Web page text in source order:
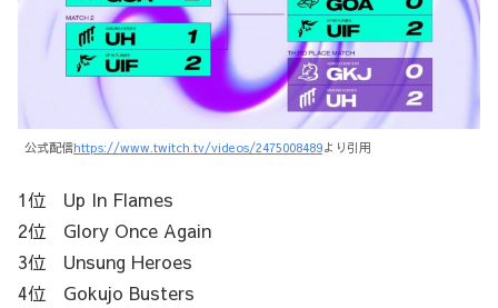
公式配信https://www.twitch.tv/videos/2475008489より引用
1位 Up In Flames
2位 Glory Once Again
3位 Unsung Heroes
4位 Gokujo Busters